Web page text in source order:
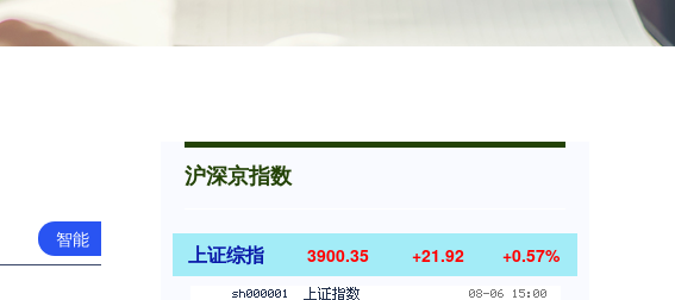
智能
沪深京指数
上证综指 3900.35 +21.92 +0.57%